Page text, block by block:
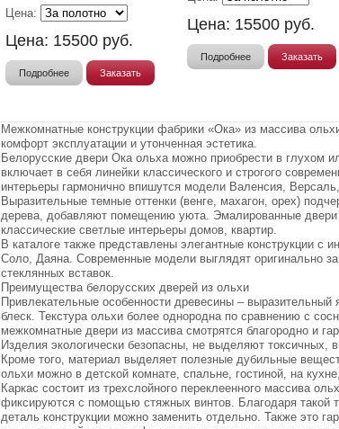
Цена:
Цена: 15500 руб.
Подробнее Заказать
Цена: 15500 руб.
Подробнее Заказать
Межкомнатные конструкции фабрики «Ока» из массива
комфорт эксплуатации и утонченная эстетика.
Белорусские двери Ока ольха можно приобрести в глухом
включает в себя линейки классического и строгого
интерьеры гармонично впишутся модели Валенсия,
Выразительные темные оттенки (венге, махагон, орех)
дерева, добавляют помещению уюта. Эмалированные двери
классические светлые интерьеры домов, квартир.
В каталоге также представлены элегантные конструкции с
Соло, Даяна. Современные модели выглядят оригинально
стеклянных вставок.
Преимущества белорусских дверей из ольхи
Привлекательные особенности древесины – выразительный
блеск. Текстура ольхи более однородна по сравнению с
межкомнатные двери из массива смотрятся благородно и
Изделия экологически безопасны, не выделяют
Кроме того, материал выделяет полезные дубильные
ольхи можно в детской комнате, спальне, гостиной, на
Каркас состоит из трехслойного переклеенного массива
фиксируются с помощью стяжных винтов. Благодаря такой
деталь конструкции можно заменить отдельно. Также это